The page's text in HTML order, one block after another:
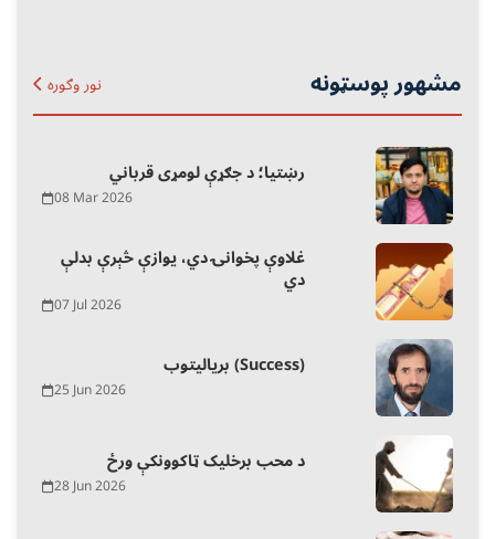
مشهور پوسټونه نور وګوره
رښتیا؛ د جګړې لومړی قرباني
08 Mar 2026
غلاوې پخوانۍ دي، یوازې څېرې بدلې
دي
07 Jul 2026
بریالیتوب (Success)
25 Jun 2026
د محب برخلیک ټاکوونکې ورځ
28 Jun 2026